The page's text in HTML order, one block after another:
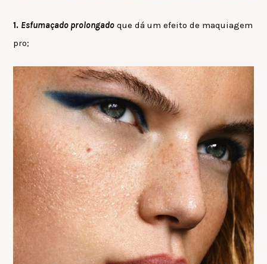
1. Esfumaçado prolongado que dá um efeito de maquiagem
pro;